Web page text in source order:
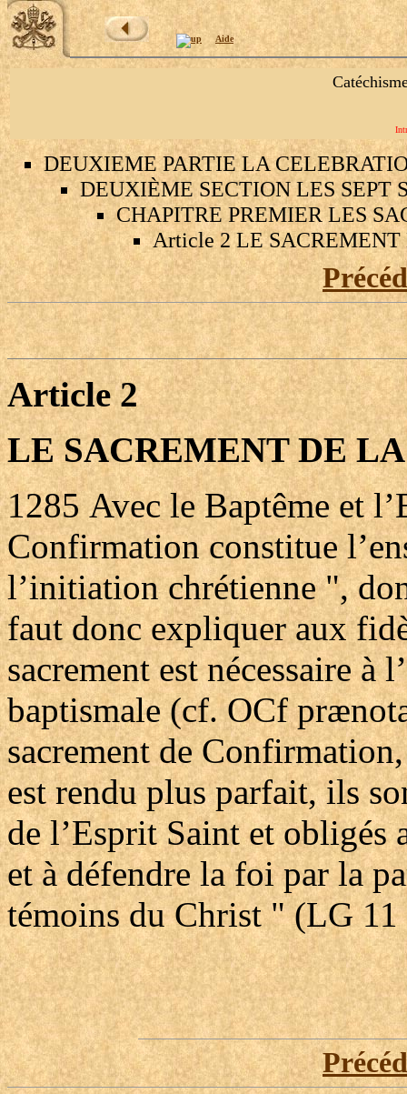
Aide
DEUXIEME PARTIE LA
DEUXIÈME SECTION LES SEPT
CHAPITRE PREMIER LES
Article 2 LE
Article 2
LE SACREMENT DE
1285 Avec le Baptême et
Confirmation constitue
l’initiation chrétienne ",
faut donc expliquer aux
sacrement est nécessaire à
baptismale (cf. OCf
sacrement de
est rendu plus parfait, ils
de l’Esprit Saint et obligés
et à défendre la foi par la
témoins du Christ " (LG